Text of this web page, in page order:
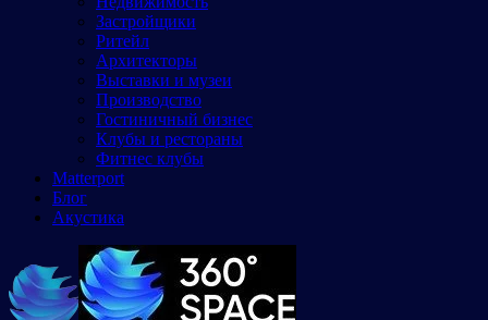
Застройщики
Ритейл
Архитекторы
Выставки и музеи
Производство
Гостиничный бизнес
Клубы и рестораны
Фитнес клубы
Matterport
Блог
Акустика